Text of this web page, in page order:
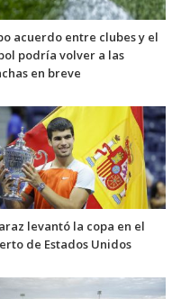
acuerdo entre clubes y el
podría volver a las
en breve
levantó la copa en el
de Estados Unidos